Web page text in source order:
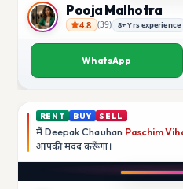
Pooja Malhotra
Pooja Malhotra
4.8 (39) 8+ Yrs experience
WhatsApp
RENT BUY SELL
मैं Deepak Chauhan Paschim
आपकी मददकरूँगा।